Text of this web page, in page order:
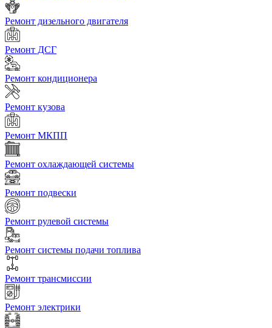
Ремонт дизельного двигателя
Ремонт ДСГ
Ремонт кондиционера
Ремонт кузова
Ремонт МКПП
Ремонт охлаждающей системы
Ремонт подвески
Ремонт рулевой системы
Ремонт системы подачи топлива
Ремонт трансмиссии
Ремонт электрики